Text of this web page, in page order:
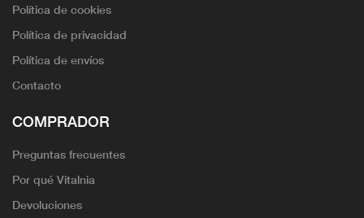
Política de cookies
Política de privacidad
Política de envíos
Contacto
COMPRADOR
Preguntas frecuentes
Por qué Vitalnia
Devoluciones